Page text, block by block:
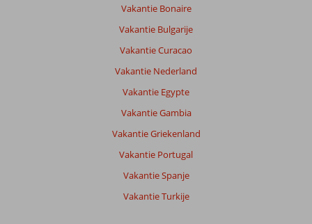
Vakantie Bonaire
Vakantie Bulgarije
Vakantie Curacao
Vakantie Nederland
Vakantie Egypte
Vakantie Gambia
Vakantie Griekenland
Vakantie Portugal
Vakantie Spanje
Vakantie Turkije